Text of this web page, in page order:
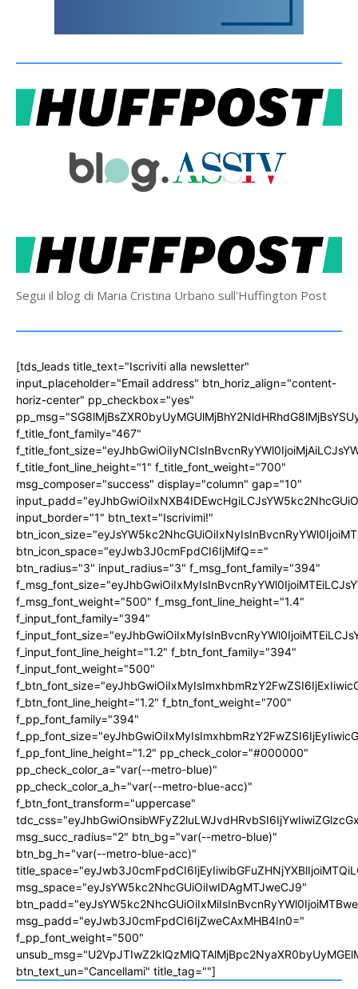
Segui il blog di Maria Cristina Urbano sull'Huffington Post
[tds_leads title_text="Iscriviti alla newsletter"
input_placeholder="Email address" btn_horiz_align="content-
horiz-center" pp_checkbox="yes"
f_title_font_family="467"
f_title_font_line_height="1" f_title_font_weight="700"
msg_composer="success" display="column" gap="10"
input_border="1" btn_text="Iscrivimi!"
btn_icon_space="eyJwb3J0cmFpdCI6IjMifQ=="
btn_radius="3" input_radius="3" f_msg_font_family="394"
f_msg_font_weight="500" f_msg_font_line_height="1.4"
f_input_font_family="394"
f_input_font_line_height="1.2" f_btn_font_family="394"
f_input_font_weight="500"
f_btn_font_line_height="1.2" f_btn_font_weight="700"
f_pp_font_family="394"
f_pp_font_line_height="1.2" pp_check_color="#000000"
pp_check_color_a="var(--metro-blue)"
pp_check_color_a_h="var(--metro-blue-acc)"
f_btn_font_transform="uppercase"
msg_succ_radius="2" btn_bg="var(--metro-blue)"
btn_bg_h="var(--metro-blue-acc)"
msg_space="eyJsYW5kc2NhcGUiOiIwIDAgMTJweCJ9"
msg_padd="eyJwb3J0cmFpdCI6IjZweCAxMHB4In0="
f_pp_font_weight="500"
btn_text_un="Cancellami" title_tag=""]